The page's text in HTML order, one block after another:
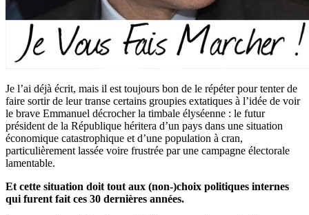
Je l’ai déjà écrit, mais il est toujours bon de le répéter pour tenter de
faire sortir de leur transe certains groupies extatiques à l’idée de voir
le brave Emmanuel décrocher la timbale élyséenne : le futur
président de la République héritera d’un pays dans une situation
économique catastrophique et d’une population à cran,
particulièrement lassée voire frustrée par une campagne électorale
lamentable.
Et cette situation doit tout aux (non-)choix politiques internes
qui furent fait ces 30 dernières années.